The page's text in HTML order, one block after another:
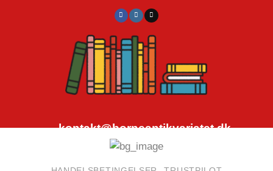
kontakt@borneantikvariatet.dk